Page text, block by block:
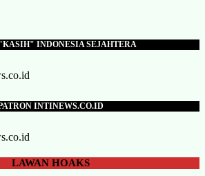
INDONESIA SEJAHTERA
INTINEWS.CO.ID
LAWANHOAKS